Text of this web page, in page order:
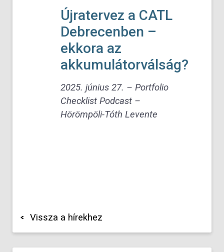
Újratervez a CATL
Debrecenben –
ekkora az
akkumulátorválság?
2025. június 27. – Portfolio
Checklist Podcast –
Hörömpöli-Tóth Levente
Vissza a hírekhez